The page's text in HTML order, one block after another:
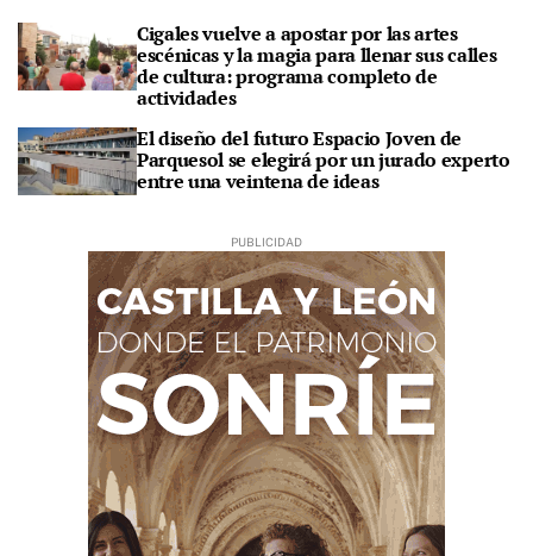
Cigales vuelve a apostar por las artes
escénicas y la magia para llenar sus calles
de cultura: programa completo de
actividades
El diseño del futuro Espacio Joven de
Parquesol se elegirá por un jurado experto
entre una veintena de ideas